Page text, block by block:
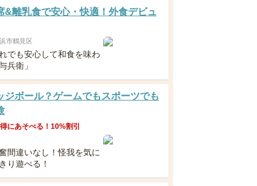
&離乳食で安心・快適！外食デビュ
市鶴見区
でも安心して和食を味わ
兵衛」
ジボール？ゲームでもスポーツでも
にあそべる！10%割引
間違いなし！怪我を気に
り遊べる！